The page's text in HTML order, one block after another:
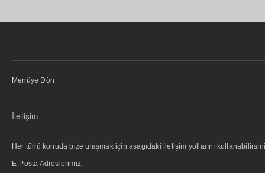
Menüye Dön
İletişim
Her türlü konuda bize ulaşmak için asagıdaki iletişim yollarını
E-Posta Adreslerimiz: